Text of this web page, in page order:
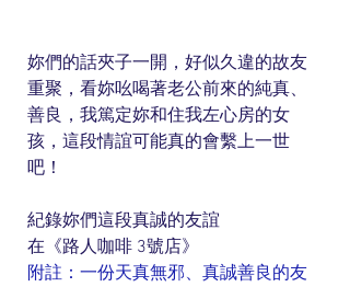
妳們的話夾子一開，好似久違的故友
重聚，看妳吆喝著老公前來的純真、
善良，我篤定妳和住我左心房的女
孩，這段情誼可能真的會繫上一世
吧！
紀錄妳們這段真誠的友誼
在《路人咖啡 3號店》
附註：一份天真無邪、真誠善良的友